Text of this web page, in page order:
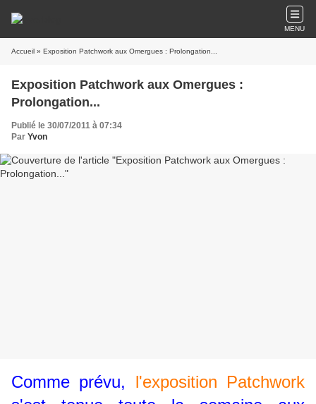
MENU
Accueil » Exposition Patchwork aux Omergues : Prolongation...
Exposition Patchwork aux Omergues :
Prolongation...
Publié le 30/07/2011 à 07:34
Par Yvon
Comme prévu, l'exposition Patchwork